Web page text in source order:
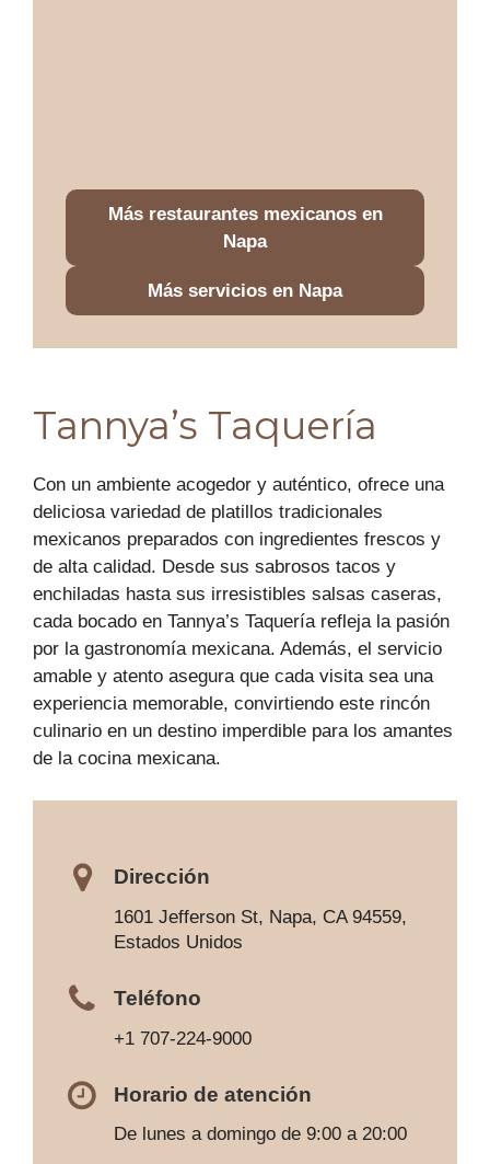
Más restaurantes mexicanos en
Napa
Más servicios en Napa
Tannya’s Taquería
Con un ambiente acogedor y auténtico, ofrece una
deliciosa variedad de platillos tradicionales
mexicanos preparados con ingredientes frescos y
de alta calidad. Desde sus sabrosos tacos y
enchiladas hasta sus irresistibles salsas caseras,
cada bocado en Tannya’s Taquería refleja la pasión
por la gastronomía mexicana. Además, el servicio
amable y atento asegura que cada visita sea una
experiencia memorable, convirtiendo este rincón
culinario en un destino imperdible para los amantes
de la cocina mexicana.
Dirección
1601 Jefferson St, Napa, CA 94559,
Estados Unidos
Teléfono
+1 707-224-9000
Horario de atención
De lunes a domingo de 9:00 a 20:00